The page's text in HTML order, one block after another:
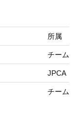
所属
チーム
JPCA
チーム